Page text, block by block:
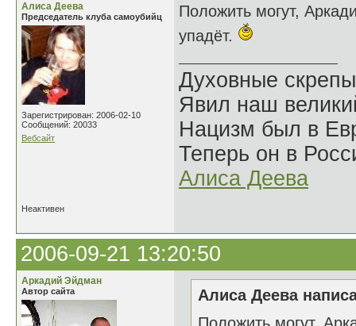
Алиса Деева
Председатель клуба самоубийц
Зарегистрирован: 2006-02-10
Сообщений: 20033
Вебсайт
Положить могут,
упадёт.
Духовные
Явил наш
Нацизм был в
Теперь он в
Алиса Деева
Неактивен
2006-09-21 13:20:50
Аркадий Эйдман
Автор сайта
Алиса Деева